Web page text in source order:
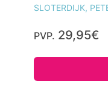
SLOTERDIJK,
PVP. 29,95€